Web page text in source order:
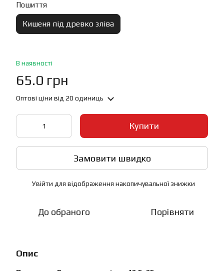
Пошиття
Кишеня під древко зліва
В наявності
65.0 грн
Оптові ціни від 20 одиниць
Купити
Замовити швидко
Увійти для відображення накопичувальної знижки
До обраного Порівняти
Опис